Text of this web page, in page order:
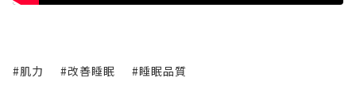
#肌力 #改善睡眠 #睡眠品質